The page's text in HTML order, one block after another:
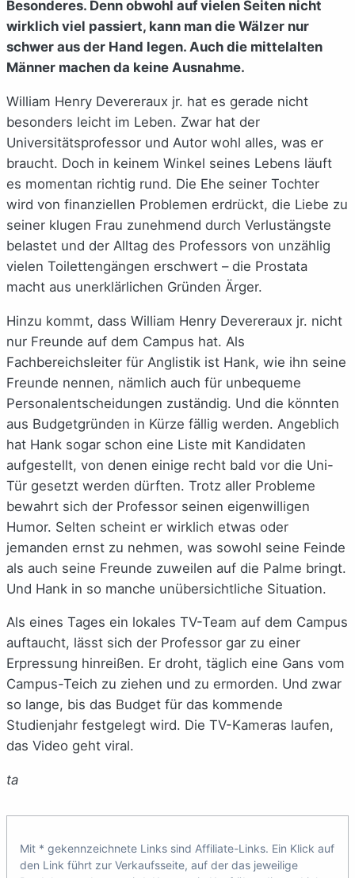
Besonderes. Denn obwohl auf vielen Seiten nicht
wirklich viel passiert, kann man die Wälzer nur
schwer aus der Hand legen. Auch die mittelalten
Männer machen da keine Ausnahme.
William Henry Devereraux jr. hat es gerade nicht
besonders leicht im Leben. Zwar hat der
Universitätsprofessor und Autor wohl alles, was er
braucht. Doch in keinem Winkel seines Lebens läuft
es momentan richtig rund. Die Ehe seiner Tochter
wird von finanziellen Problemen erdrückt, die Liebe zu
seiner klugen Frau zunehmend durch Verlustängste
belastet und der Alltag des Professors von unzählig
vielen Toilettengängen erschwert – die Prostata
macht aus unerklärlichen Gründen Ärger.
Hinzu kommt, dass William Henry Devereraux jr. nicht
nur Freunde auf dem Campus hat. Als
Fachbereichsleiter für Anglistik ist Hank, wie ihn seine
Freunde nennen, nämlich auch für unbequeme
Personalentscheidungen zuständig. Und die könnten
aus Budgetgründen in Kürze fällig werden. Angeblich
hat Hank sogar schon eine Liste mit Kandidaten
aufgestellt, von denen einige recht bald vor die Uni-
Tür gesetzt werden dürften. Trotz aller Probleme
bewahrt sich der Professor seinen eigenwilligen
Humor. Selten scheint er wirklich etwas oder
jemanden ernst zu nehmen, was sowohl seine Feinde
als auch seine Freunde zuweilen auf die Palme bringt.
Und Hank in so manche unübersichtliche Situation.
Als eines Tages ein lokales TV-Team auf dem Campus
auftaucht, lässt sich der Professor gar zu einer
Erpressung hinreißen. Er droht, täglich eine Gans vom
Campus-Teich zu ziehen und zu ermorden. Und zwar
so lange, bis das Budget für das kommende
Studienjahr festgelegt wird. Die TV-Kameras laufen,
das Video geht viral.
ta
Mit * gekennzeichnete Links sind Affiliate-Links. Ein Klick auf
den Link führt zur Verkaufsseite, auf der das jeweilige